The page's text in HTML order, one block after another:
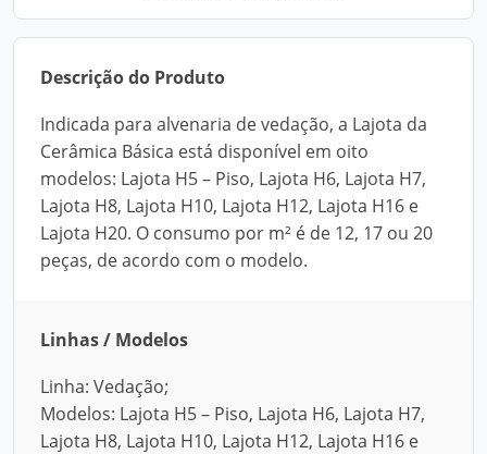
Descrição do Produto
Indicada para alvenaria de vedação, a Lajota da
Cerâmica Básica está disponível em oito
modelos: Lajota H5 – Piso, Lajota H6, Lajota H7,
Lajota H8, Lajota H10, Lajota H12, Lajota H16 e
Lajota H20. O consumo por m² é de 12, 17 ou 20
peças, de acordo com o modelo.
Linhas / Modelos
Linha: Vedação;
Modelos: Lajota H5 – Piso, Lajota H6, Lajota H7,
Lajota H8, Lajota H10, Lajota H12, Lajota H16 e